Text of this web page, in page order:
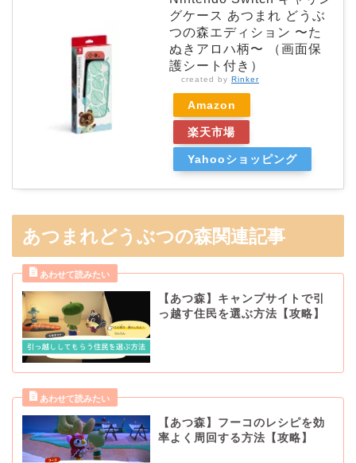
グケース あつまれ どうぶ
つの森エディション 〜た
ぬきアロハ柄〜 （画面保
護シート付き）
created by Rinker
Amazon
楽天市場
Yahooショッピング
あつまれどうぶつの森関連記事
【あつ森】キャンプサイトで引
っ越す住民を選ぶ方法【攻略】
【あつ森】フーコのレシピを効
率よく周回する方法【攻略】